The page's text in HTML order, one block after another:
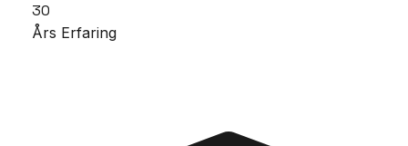
30
Års Erfaring